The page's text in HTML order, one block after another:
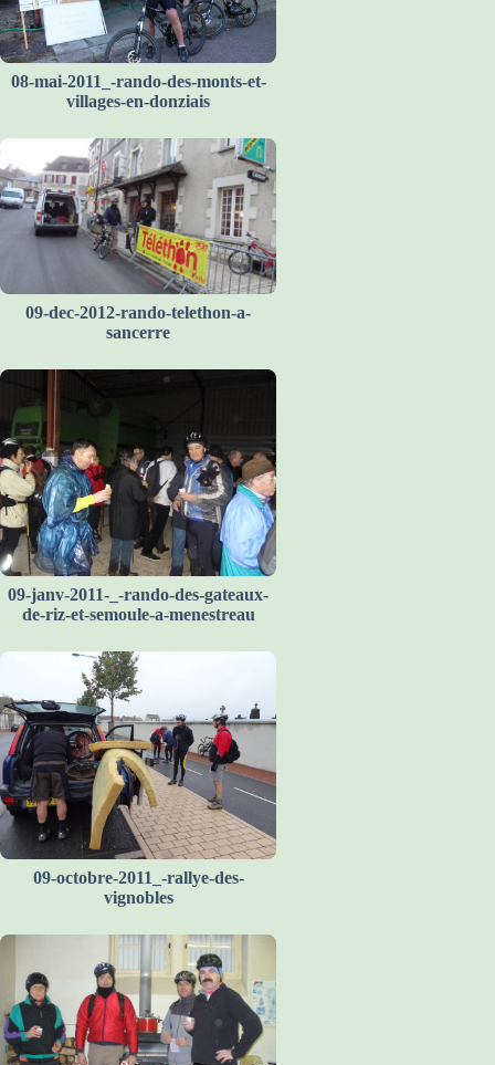
08-mai-2011_-rando-des-monts-et-
villages-en-donziais
09-dec-2012-rando-telethon-a-
sancerre
09-janv-2011-_-rando-des-gateaux-
de-riz-et-semoule-a-menestreau
09-octobre-2011_-rallye-des-
vignobles